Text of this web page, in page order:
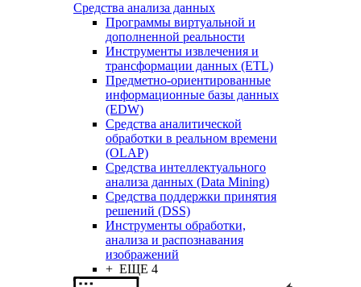
Средства анализа данных
Программы виртуальной и
дополненной реальности
Инструменты извлечения и
трансформации данных (ETL)
Предметно-ориентированные
информационные базы данных
(EDW)
Средства аналитической
обработки в реальном времени
(OLAP)
Средства интеллектуального
анализа данных (Data Mining)
Средства поддержки принятия
решений (DSS)
Инструменты обработки,
анализа и распознавания
изображений
+ ЕЩЕ 4